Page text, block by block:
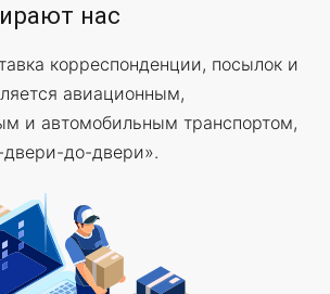
нас
корреспонденции, посылок и
авиационным,
и автомобильным транспортом,
двери-до-двери».